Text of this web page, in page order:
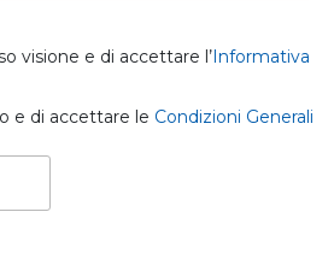
visione e di accettare l’Informativa
e di accettare le Condizioni Generali